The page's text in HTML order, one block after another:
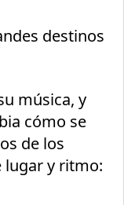
destinos
música, y
cómo se
de los
lugar y ritmo: